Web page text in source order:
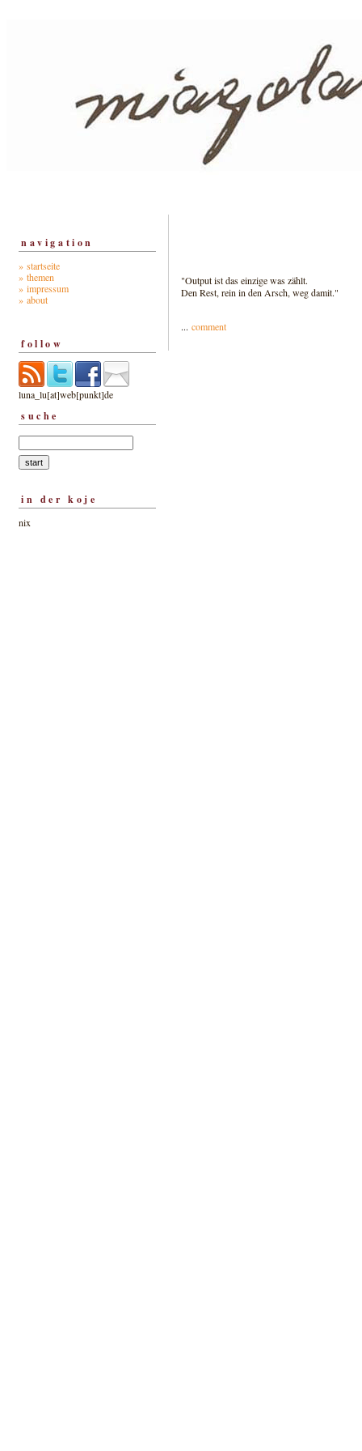
navigation
» startseite
» themen
» impressum
» about
follow
luna_lu[at]web[punkt]de
suche
in der koje
nix
"Output ist das einzige was zählt.
Den Rest, rein in den Arsch, weg damit."
... comment